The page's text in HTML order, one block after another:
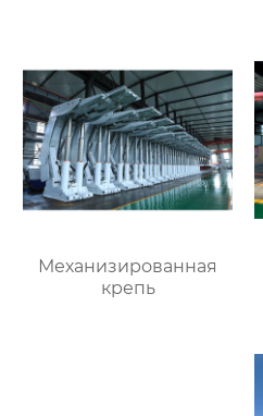
Механизированная
крепь